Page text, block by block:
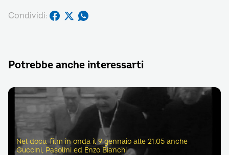
Condividi:
Potrebbe anche interessarti
Nel docu-film in onda il 9 gennaio alle 21.05 anche
Guccini, Pasolini ed Enzo Bianchi